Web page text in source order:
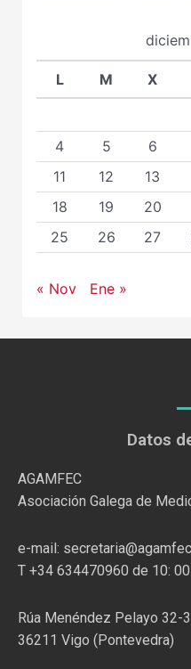
L M X
4
5 6
11
12 13
18
19 20
25
26 27
« Nov Ene »
Datos
AGAMFEC
Asociación Galega de
e-mail:
T +34 634470960 de 10:
Rúa Menéndez Pelayo 32-
36211 Vigo (Pontevedra)